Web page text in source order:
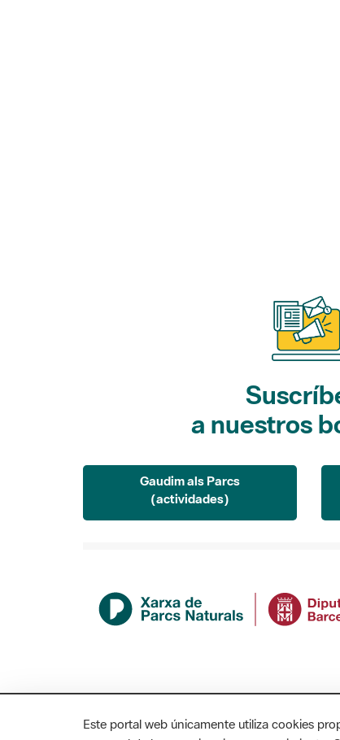
a nuestros
Gaudim als Parcs
(actividades)
Este portal web únicamente utiliza cookies